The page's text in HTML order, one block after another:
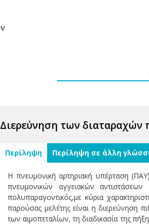
Διερεύνηση των διαταραχών
Περίληψη Περίληψη σε άλλη
Η πνευμονική αρτηριακή υπέρταση
πνευμονικών αγγειακών
πολυπαραγοντικός,με κύρια
παρούσας μελέτης είναι η διερεύνηση
των αιμοπεταλίων, τη διαδικασία της